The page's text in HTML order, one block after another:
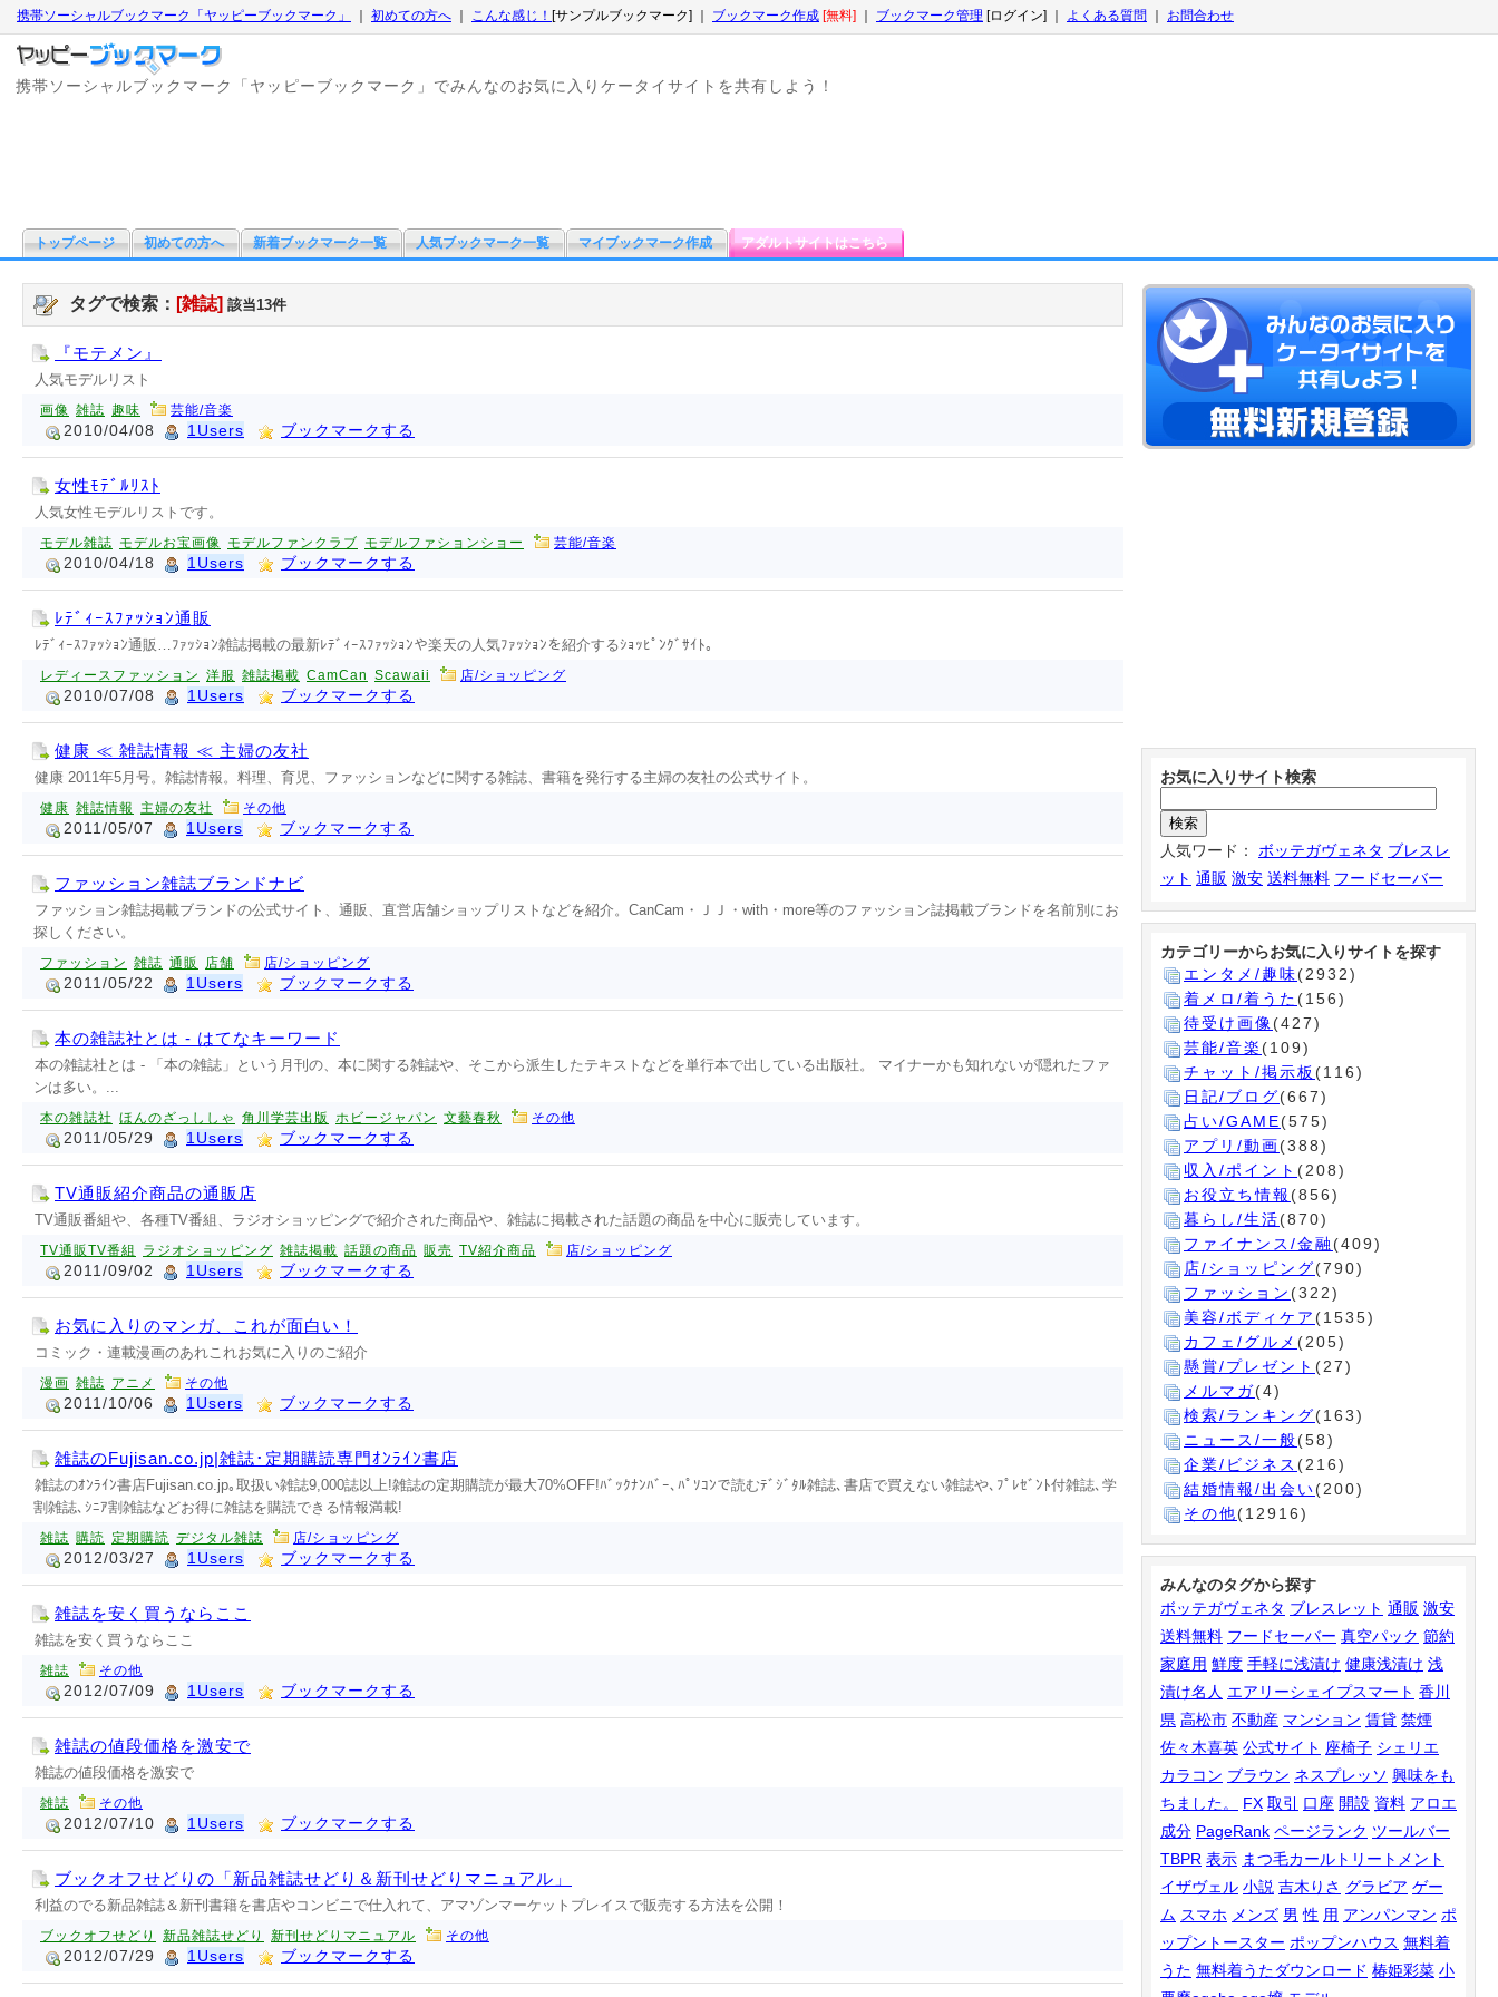
携帯ソーシャルブックマーク「ヤッピーブックマーク」 初めての方へ こんな感じ！ [サンプルブックマーク] ｜ ブックマーク作成 [無料] ブックマーク管理 [ログイン] ｜ よくある質問 お問合わせ
携帯ソーシャルブックマーク「ヤッピーブックマーク」でみんなのお気に入りケータイサイトを共有しよう！
トップページ 初めての方へ 新着ブックマーク一覧 人気ブックマーク一覧 マイブックマーク作成 アダルトサイトはこちら
タグで検索： [雑誌] 該当13件
『モテメン』
人気モデルリスト
画像 雑誌 趣味 芸能/音楽
2010/04/08 1Users ブックマークする
女性ﾓﾃﾞﾙﾘｽﾄ
人気女性モデルリストです。
モデル雑誌 モデルお宝画像 モデルファンクラブ モデルファションショー 芸能/音楽
2010/04/18 1Users ブックマークする
ﾚﾃﾞｨｰｽﾌｧｯｼｮﾝ通販
ﾚﾃﾞｨｰｽﾌｧｯｼｮﾝ通販…ﾌｧｯｼｮﾝ雑誌掲載の最新ﾚﾃﾞｨｰｽﾌｧｯｼｮﾝや楽天の人気ﾌｧｯｼｮﾝを紹介するｼｮｯﾋﾟﾝｸﾞｻｲﾄ｡
レディースファッション 洋服 雑誌掲載 CamCan Scawaii 店/ショッピング
2010/07/08 1Users ブックマークする
健康 ≪ 雑誌情報 ≪ 主婦の友社
健康 2011年5月号。雑誌情報。料理、育児、ファッションなどに関する雑誌、書籍を発行する主婦の友社の公式サイト。
健康 雑誌情報 主婦の友社 その他
2011/05/07 1Users ブックマークする
ファッション雑誌ブランドナビ
ファッション雑誌掲載ブランドの公式サイト、通販、直営店舗ショップリストなどを紹介。CanCam・ＪＪ・with・more等のファッション誌掲載ブランドを名前別にお
探しください。
ファッション 雑誌 通販 店舗 店/ショッピング
2011/05/22 1Users ブックマークする
本の雑誌社とは - はてなキーワード
本の雑誌社とは - 「本の雑誌」という月刊の、本に関する雑誌や、そこから派生したテキストなどを単行本で出している出版社。 マイナーかも知れないが隠れたファ
ンは多い。...
本の雑誌社 ほんのざっししゃ 角川学芸出版 ホビージャパン 文藝春秋 その他
2011/05/29 1Users ブックマークする
TV通販紹介商品の通販店
TV通販番組や、各種TV番組、ラジオショッピングで紹介された商品や、雑誌に掲載された話題の商品を中心に販売しています。
TV通販TV番組 ラジオショッピング 雑誌掲載 話題の商品 販売 TV紹介商品 店/ショッピング
2011/09/02 1Users ブックマークする
お気に入りのマンガ、これが面白い！
コミック・連載漫画のあれこれお気に入りのご紹介
漫画 雑誌 アニメ その他
2011/10/06 1Users ブックマークする
雑誌のFujisan.co.jp|雑誌･定期購読専門ｵﾝﾗｲﾝ書店
雑誌のｵﾝﾗｲﾝ書店Fujisan.co.jp｡取扱い雑誌9,000誌以上!雑誌の定期購読が最大70%OFF!ﾊﾞｯｸﾅﾝﾊﾞｰ､ﾊﾟｿｺﾝで読むﾃﾞｼﾞﾀﾙ雑誌､書店で買えない雑誌や､ﾌﾟﾚｾﾞﾝﾄ付雑誌､学
割雑誌､ｼﾆｱ割雑誌などお得に雑誌を購読できる情報満載!
雑誌 購読 定期購読 デジタル雑誌 店/ショッピング
2012/03/27 1Users ブックマークする
雑誌を安く買うならここ
雑誌を安く買うならここ
雑誌 その他
2012/07/09 1Users ブックマークする
雑誌の値段価格を激安で
雑誌の値段価格を激安で
雑誌 その他
2012/07/10 1Users ブックマークする
ブックオフせどりの「新品雑誌せどり＆新刊せどりマニュアル」
利益のでる新品雑誌＆新刊書籍を書店やコンビニで仕入れて、アマゾンマーケットプレイスで販売する方法を公開！
ブックオフせどり 新品雑誌せどり 新刊せどりマニュアル その他
2012/07/29 1Users ブックマークする
お気に入りサイト検索
人気ワード： ボッテガヴェネタ ブレスレ
ット 通販 激安 送料無料 フードセーバー
カテゴリーからお気に入りサイトを探す
エンタメ/趣味(2932)
着メロ/着うた (156)
待受け画像(427)
芸能/音楽 (109)
チャット/掲示板 (116)
日記/ブログ(667)
占い/GAME(575)
アプリ/動画(388)
収入/ポイント (208)
お役立ち情報 (856)
暮らし/生活(870)
ファイナンス/金融 (409)
店/ショッピング(790)
ファッション (322)
美容/ボディケア (1535)
カフェ/グルメ (205)
懸賞/プレゼント (27)
メルマガ(4)
検索/ランキング(163)
ニュース/一般(58)
企業/ビジネス (216)
結婚情報/出会い(200)
その他(12916)
みんなのタグから探す
ボッテガヴェネタ ブレスレット 通販 激安
送料無料 フードセーバー 真空パック 節約
家庭用 鮮度 手軽に浅漬け 健康浅漬け 浅
漬け名人 エアリーシェイプスマート 香川
県 高松市 不動産 マンション 賃貸 禁煙
佐々木喜英 公式サイト 座椅子 シェリエ
カラコン ブラウン ネスプレッソ 興味をも
ちました。
FX 取引 口座 開設 資料 アロエ
成分 PageRank ページランク ツールバー
TBPR 表示 まつ毛カールトリートメント
イザヴェル 小説 吉木りさ グラビア ゲー
ム スマホ メンズ 男 性 用 アンパンマン ポ
ップントースター ポップンハウス 無料着
うた 無料着うたダウンロード 椿姫彩菜 小